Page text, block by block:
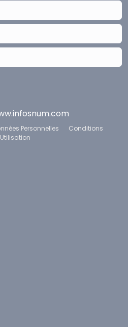
Personnelles
Conditions